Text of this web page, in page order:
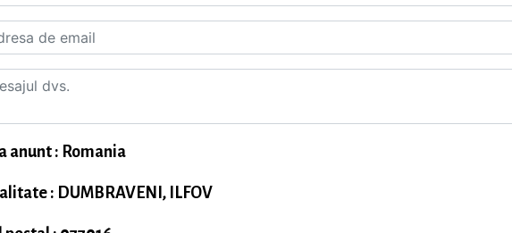
anunt : Romania
: DUMBRAVENI, ILFOV